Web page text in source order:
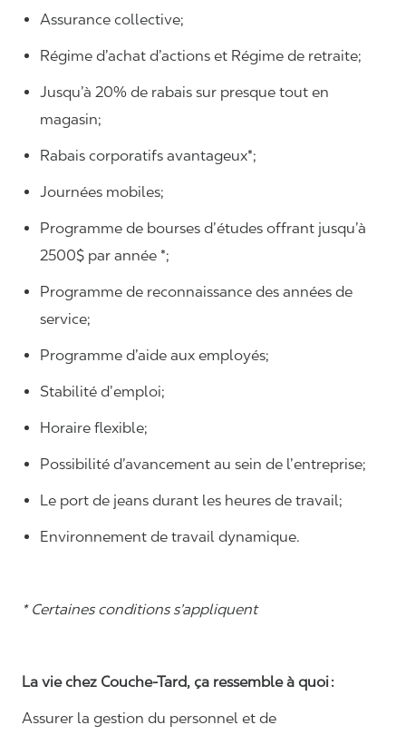
Assurance collective;
Régime d’achat d’actions et Régime de retraite;
Jusqu’à 20% de rabais sur presque tout en
magasin;
Rabais corporatifs avantageux*;
Journées mobiles;
Programme de bourses d’études offrant jusqu’à
2500$ par année *;
Programme de reconnaissance des années de
service;
Programme d’aide aux employés;
Stabilité d’emploi;
Horaire flexible;
Possibilité d’avancement au sein de l’entreprise;
Le port de jeans durant les heures de travail;
Environnement de travail dynamique.
* Certaines conditions s’appliquent
La vie chez Couche-Tard, ça ressemble à quoi :
Assurer la gestion du personnel et de